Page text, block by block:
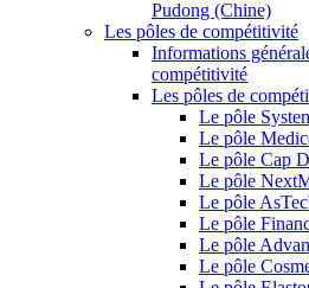
Pudong (Chine)
Les pôles de compétitivité
Informations
compétitivité
Les pôles de
Le pôle
Le pôle
Le pôle Cap
Le pôle
Le pôle
Le pôle
Le pôle
Le pôle